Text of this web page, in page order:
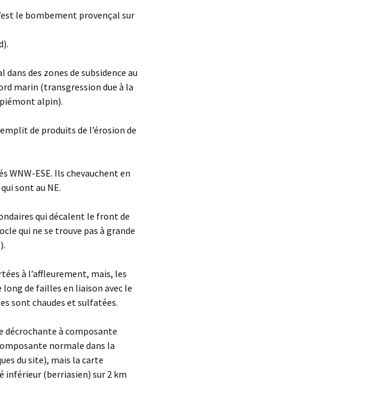
le bombement provençal sur
des zones de subsidence au
marin (transgression due à la
alpin).
de produits de l’érosion de
WNW-ESE. Ils chevauchent en
sont au NE.
qui décalent le front de
qui ne se trouve pas à grande
à l’affleurement, mais, les
de failles en liaison avec le
sont chaudes et sulfatées.
décrochante à composante
normale dans la
du site), mais la carte
inférieur (berriasien) sur 2 km